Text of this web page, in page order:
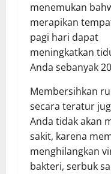
menemukan
merapikan
pagi hari dapat
meningkatkan
Anda sebanyak
Membersihkan
secara teratur
Anda tidak akan
sakit, karena
menghilangkan
bakteri, serbuk